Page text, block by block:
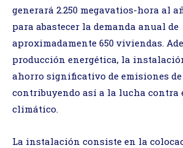
generará 2.250 megavatios-hora al
para abastecer la demanda anual de
aproximadamente 650 viviendas.
producción energética, la
ahorro significativo de emisiones de
contribuyendo así a la lucha contra
climático.
La instalación consiste en la